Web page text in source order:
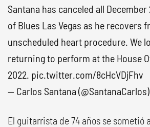
Santana has canceled all December
of Blues Las Vegas as he recovers
unscheduled heart procedure. We
returning to perform at the House
2022. pic.twitter.com/8cHcVDjFhv
— Carlos Santana (@SantanaCarlos)
El guitarrista de 74 años se sometió